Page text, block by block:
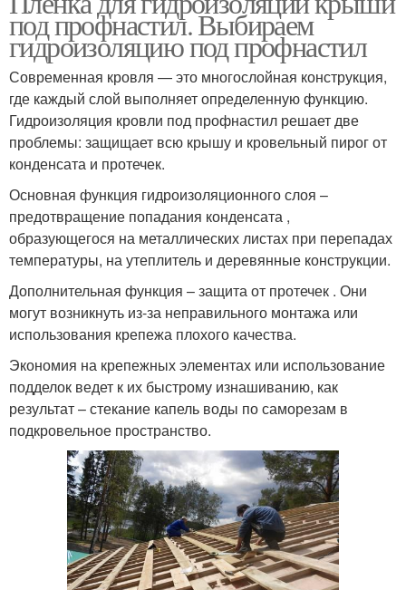
под профнастил. Выбираем
гидроизоляцию под профнастил
Современная кровля — это многослойная конструкция,
где каждый слой выполняет определенную функцию.
Гидроизоляция кровли под профнастил решает две
проблемы: защищает всю крышу и кровельный пирог от
конденсата и протечек.
Основная функция гидроизоляционного слоя –
предотвращение попадания конденсата ,
образующегося на металлических листах при перепадах
температуры, на утеплитель и деревянные конструкции.
Дополнительная функция – защита от протечек . Они
могут возникнуть из-за неправильного монтажа или
использования крепежа плохого качества.
Экономия на крепежных элементах или использование
подделок ведет к их быстрому изнашиванию, как
результат – стекание капель воды по саморезам в
подкровельное пространство.